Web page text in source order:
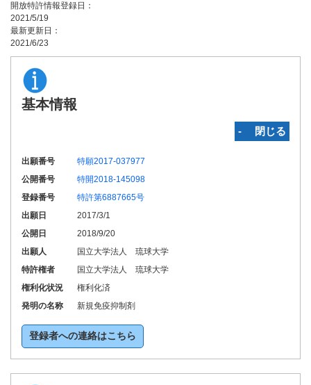
開放特許情報登録日：
2021/5/19
最新更新日：
2021/6/23
基本情報
‐ 閉じる
出願番号
特願2017-037977
公開番号
特開2018-145098
登録番号
特許第6887665号
出願日
2017/3/1
公開日
2018/9/20
出願人
国立大学法人 琉球大学
特許権者
国立大学法人 琉球大学
権利化状況
権利化済
発明の名称
新規免疫抑制剤
登録者への連絡はこちら